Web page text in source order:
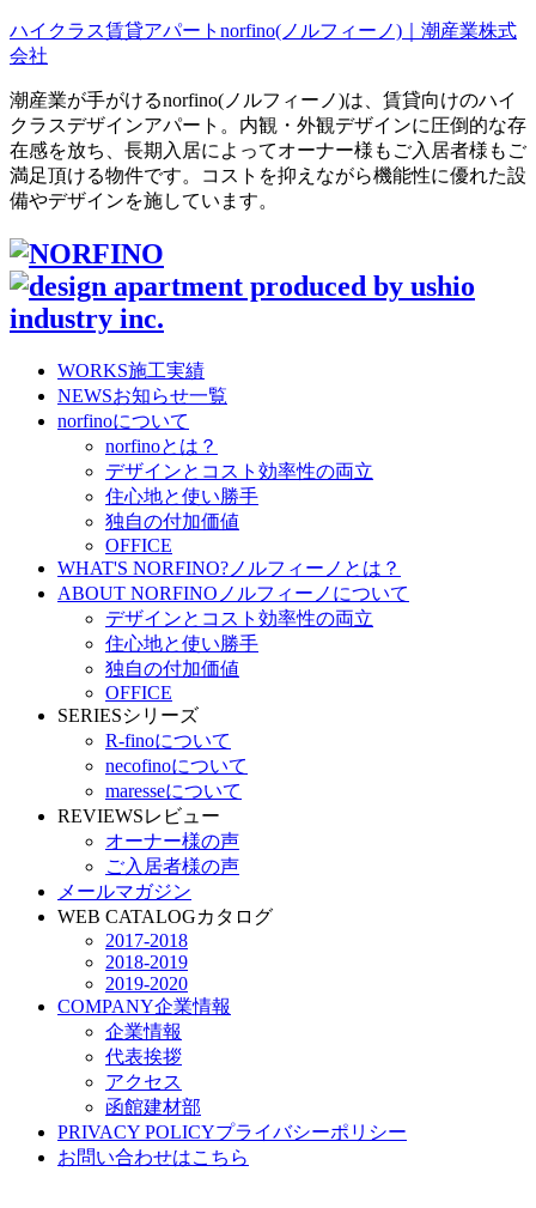
ハイクラス賃貸アパートnorfino(ノルフィーノ)｜潮産業株式
会社
潮産業が手がけるnorfino(ノルフィーノ)は、賃貸向けのハイ
クラスデザインアパート。内観・外観デザインに圧倒的な存
在感を放ち、長期入居によってオーナー様もご入居者様もご
満足頂ける物件です。コストを抑えながら機能性に優れた設
備やデザインを施しています。
WORKS施工実績
NEWSお知らせ一覧
norfinoについて
norfinoとは？
デザインとコスト効率性の両立
住心地と使い勝手
独自の付加価値
OFFICE
WHAT'S NORFINO? ノルフィーノとは？
ABOUT NORFINO ノルフィーノについて
デザインとコスト効率性の両立
住心地と使い勝手
独自の付加価値
OFFICE
SERIESシリーズ
R-finoについて
necofinoについて
maresseについて
REVIEWSレビュー
オーナー様の声
ご入居者様の声
メールマガジン
WEB CATALOGカタログ
2017-2018
2018-2019
2019-2020
COMPANY企業情報
企業情報
代表挨拶
アクセス
函館建材部
PRIVACY POLICYプライバシーポリシー
お問い合わせはこちら